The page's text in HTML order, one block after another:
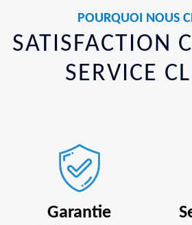
POURQUOI NOUS
SATISFACTION
SERVICE
Garantie